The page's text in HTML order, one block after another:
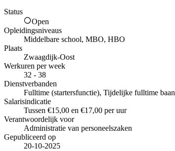
Status
Open
Opleidingsniveaus
Middelbare school, MBO, HBO
Plaats
Zwaagdijk-Oost
Werkuren per week
32 - 38
Dienstverbanden
Fulltime (startersfunctie), Tijdelijke fulltime baan
Salarisindicatie
Tussen €15,00 en €17,00 per uur
Verantwoordelijk voor
Administratie van personeelszaken
Gepubliceerd op
20-10-2025